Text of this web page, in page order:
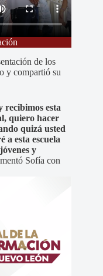
de los
y compartió su
recibimos esta
quiero hacer
quizá usted
a esta escuela
y
Sofía con